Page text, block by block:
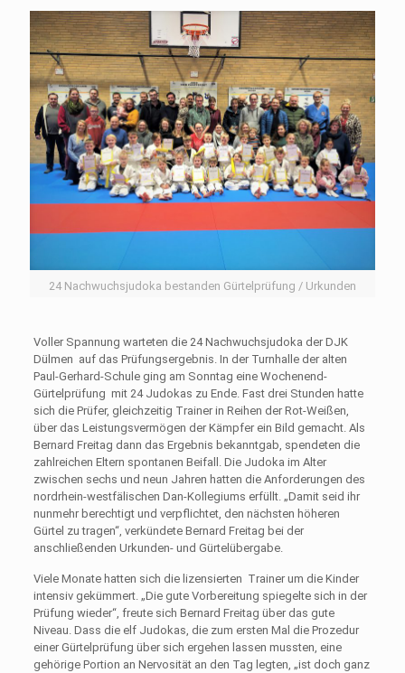
24 Nachwuchsjudoka bestanden Gürtelprüfung / Urkunden
Voller Spannung warteten die 24 Nachwuchsjudoka der DJK
Dülmen auf das Prüfungsergebnis. In der Turnhalle der alten
Paul-Gerhard-Schule ging am Sonntag eine Wochenend-
Gürtelprüfung mit 24 Judokas zu Ende. Fast drei Stunden hatte
sich die Prüfer, gleichzeitig Trainer in Reihen der Rot-Weißen,
über das Leistungsvermögen der Kämpfer ein Bild gemacht. Als
Bernard Freitag dann das Ergebnis bekanntgab, spendeten die
zahlreichen Eltern spontanen Beifall. Die Judoka im Alter
zwischen sechs und neun Jahren hatten die Anforderungen des
nordrhein-westfälischen Dan-Kollegiums erfüllt. „Damit seid ihr
nunmehr berechtigt und verpflichtet, den nächsten höheren
Gürtel zu tragen“, verkündete Bernard Freitag bei der
anschließenden Urkunden- und Gürtelübergabe.
Viele Monate hatten sich die lizensierten Trainer um die Kinder
intensiv gekümmert. „Die gute Vorbereitung spiegelte sich in der
Prüfung wieder“, freute sich Bernard Freitag über das gute
Niveau. Dass die elf Judokas, die zum ersten Mal die Prozedur
einer Gürtelprüfung über sich ergehen lassen mussten, eine
gehörige Portion an Nervosität an den Tag legten, „ist doch ganz